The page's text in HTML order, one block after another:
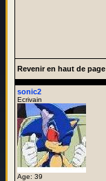
Revenir en haut de page
sonic2
Ecrivain
Age: 39